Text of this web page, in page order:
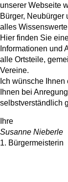
unserer Webseite
Bürger, Neubürger
alles
Hier finden Sie
Informationen und
alle Ortsteile,
Vereine.
Ich wünsche
Ihnen bei
selbstverständlich
Ihre
Susanne Nieberle
1. Bürgermeisterin